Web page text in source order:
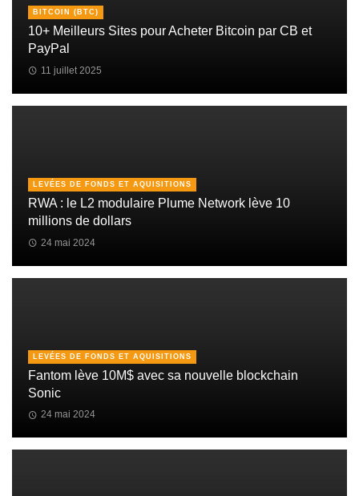
BITCOIN (BTC)
10+ Meilleurs Sites pour Acheter Bitcoin par CB et
PayPal
11 juillet 2025
LEVÉES DE FONDS ET AQUISITIONS
RWA : le L2 modulaire Plume Network lève 10
millions de dollars
24 mai 2024
LEVÉES DE FONDS ET AQUISITIONS
Fantom lève 10M$ avec sa nouvelle blockchain
Sonic
24 mai 2024